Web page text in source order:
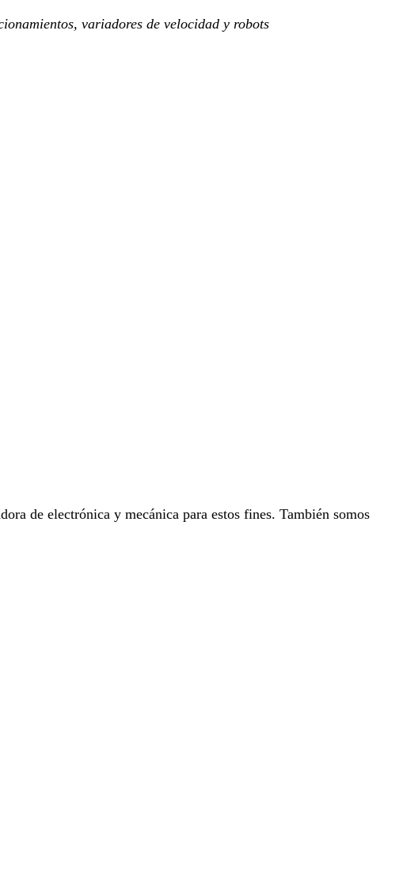
variadores de velocidad y robots
de electrónica y mecánica para estos fines. También somos